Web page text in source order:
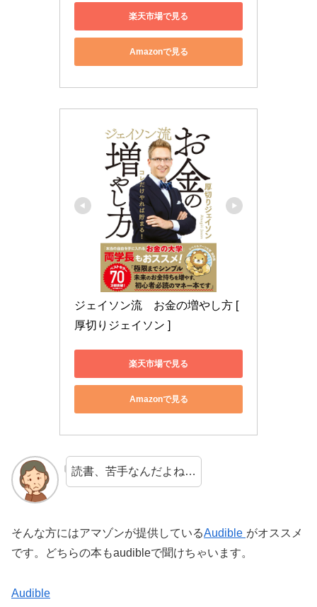
楽天市場で見る
Amazonで見る
ジェイソン流　お金の増やし方 [
厚切りジェイソン ]
楽天市場で見る
Amazonで見る
読書、苦手なんだよね…
そんな方にはアマゾンが提供しているAudible がオススメ
です。どちらの本もaudibleで聞けちゃいます。
Audible